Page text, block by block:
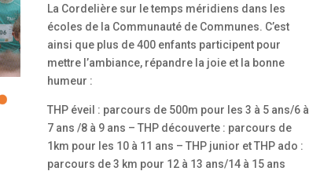
La Cordelière sur le temps méridiens dans les
écoles de la Communauté de Communes. C’est
ainsi que plus de 400 enfants participent pour
mettre l’ambiance, répandre la joie et la bonne
humeur :
THP éveil : parcours de 500m pour les 3 à 5 ans/6 à
7 ans /8 à 9 ans – THP découverte : parcours de
1km pour les 10 à 11 ans – THP junior et THP ado :
parcours de 3 km pour 12 à 13 ans/14 à 15 ans